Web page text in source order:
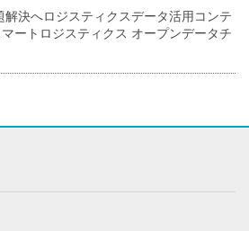
決へロジスティクスデータ活用コンテ
ートロジスティクス オープンデータチ